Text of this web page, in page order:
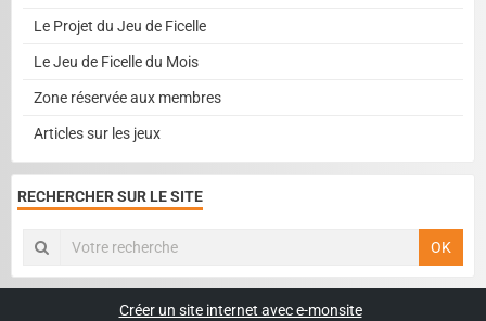
Le Projet du Jeu de Ficelle
Le Jeu de Ficelle du Mois
Zone réservée aux membres
Articles sur les jeux
RECHERCHER SUR LE SITE
OK
Créer un site internet avec e-monsite